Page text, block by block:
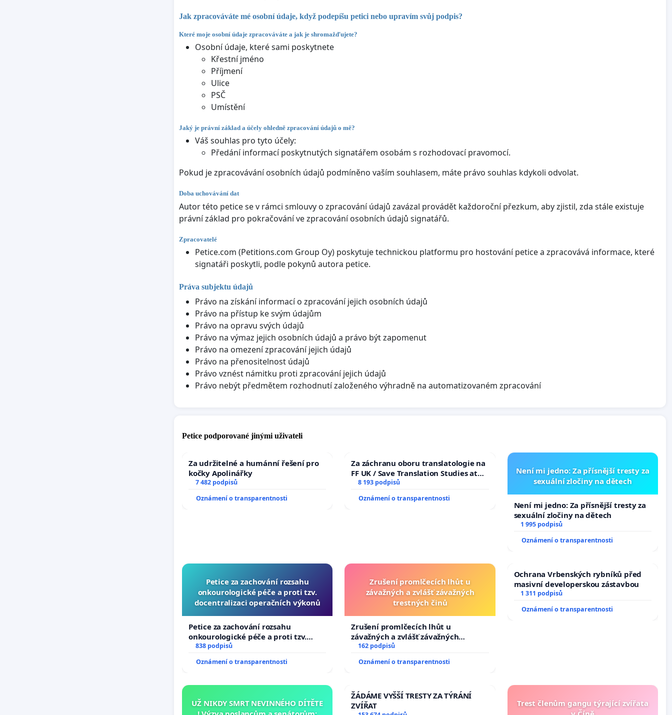
Jak zpracováváte mé osobní údaje, když podepíšu petici nebo upravím svůj podpis?
Které moje osobní údaje zpracováváte a jak je shromažďujete?
Osobní údaje, které sami poskytnete
Křestní jméno
Příjmení
Ulice
PSČ
Umístění
Jaký je právní základ a účely ohledně zpracování údajů o mě?
Váš souhlas pro tyto účely:
Předání informací poskytnutých signatářem osobám s rozhodovací pravomocí.
Pokud je zpracovávání osobních údajů podmíněno vaším souhlasem, máte právo souhlas kdykoli odvolat.
Doba uchovávání dat
Autor této petice se v rámci smlouvy o zpracování údajů zavázal provádět každoroční přezkum, aby zjistil, zda stále existuje
právní základ pro pokračování ve zpracování osobních údajů signatářů.
Zpracovatelé
Petice.com (Petitions.com Group Oy) poskytuje technickou platformu pro hostování petice a zpracovává informace, které
signatáři poskytli, podle pokynů autora petice.
Práva subjektu údajů
Právo na získání informací o zpracování jejich osobních údajů
Právo na přístup ke svým údajům
Právo na opravu svých údajů
Právo na výmaz jejich osobních údajů a právo být zapomenut
Právo na omezení zpracování jejich údajů
Právo na přenositelnost údajů
Právo vznést námitku proti zpracování jejich údajů
Právo nebýt předmětem rozhodnutí založeného výhradně na automatizovaném zpracování
Petice podporované jinými uživateli
Za udržitelné a humánní řešení pro
kočky Apolinářky
7 482 podpisů
Oznámení o transparentnosti
Za záchranu oboru translatologie na
FF UK / Save Translation Studies at
the Faculty of Arts, Charles
University
8 193 podpisů
Oznámení o transparentnosti
Není mi jedno: Za přísnější tresty za
sexuální zločiny na dětech
Není mi jedno: Za přísnější tresty za
sexuální zločiny na dětech
1 995 podpisů
Oznámení o transparentnosti
Petice za zachování rozsahu
onkourologické péče a proti tzv.
docentralizaci operačních výkonů
Petice za zachování rozsahu
onkourologické péče a proti tzv.
docentralizaci operačních výkonů
838 podpisů
Oznámení o transparentnosti
Zrušení promlčecích lhůt u
závažných a zvlášť závažných
trestných činů
Zrušení promlčecích lhůt u
závažných a zvlášť závažných
trestných činů
162 podpisů
Oznámení o transparentnosti
Ochrana Vrbenských rybníků před
masivní developerskou zástavbou
1 311 podpisů
Oznámení o transparentnosti
UŽ NIKDY SMRT NEVINNÉHO DÍTĚTE
ŽÁDÁME VYŠŠÍ TRESTY ZA TÝRÁNÍ
ZVÍŘAT
Trest členům gangu týrající zvířata